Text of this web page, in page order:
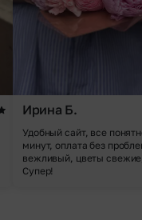
Ирина Б.
Удобный сайт, все
минут, оплата без
вежливый, цветы
Супер!